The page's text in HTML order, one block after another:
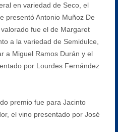
en variedad de Seco, el
presentó Antonio Muñoz De
fue el de Margaret
a la variedad de Semidulce,
a Miguel Ramos Durán y el
por Lourdes Fernández
premio fue para Jacinto
el vino presentado por José